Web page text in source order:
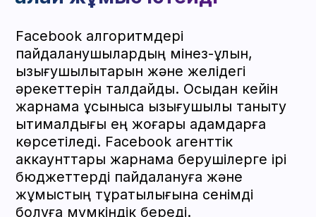
Бан мен шектеулерді ұмытып,
кабинеттерде жұмыс жасаңыз.
Байланысыңызды қалдырыңыз,
менеджер кабинет беру немесе
қызметіміз бойынша кеңес беру үшін
сізбен хабарласады